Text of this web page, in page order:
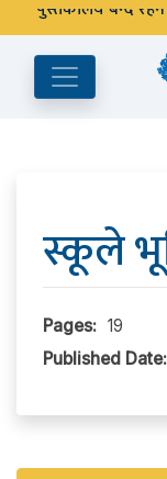
अङ्ग्रेजी महिनाको
पुस्तकालय बन्द
स्कूले
Pages: 19
Published Date: